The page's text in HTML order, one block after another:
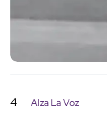
4 Alza La Voz